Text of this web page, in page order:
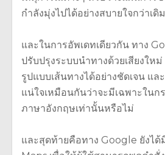
กำลังมุ่งไปได้อย่างสบายใจกว่าเดิม
และในการอัพเดทเดียวกัน ทาง
ปรับปรุงระบบนำทางด้วยเสียงให
รูปแบบเส้นทางได้อย่างชัดเจน แ
แน่ใจเหมือนกันว่าจะมีเฉพาะในก
ภาษาอังกฤษเท่านั้นหรือไม่
และสุดท้ายคือทาง Google ยังได้